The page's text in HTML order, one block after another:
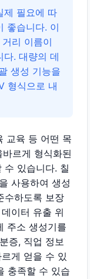
제 필요에 따
좋습니다. 이
리 이름이
다. 대량의 데
생성 기능을
형식으로 내
교육 등 어떤 목
르게 형식화된
수 있습니다. 칠
사용하여 생성
수하도록 보장
이터 유출 위
주소 생성기를
증, 직업 정보
게 얻을 수 있
충족할 수 있습